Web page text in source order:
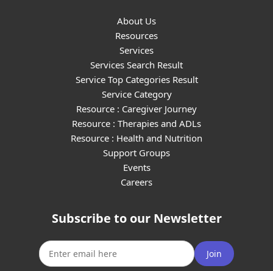
About Us
Resources
Services
Services Search Result
Service Top Categories Result
Service Category
Resource : Caregiver Journey
Resource : Therapies and ADLs
Resource : Health and Nutrition
Support Groups
Events
Careers
Subscribe to our Newsletter
Join